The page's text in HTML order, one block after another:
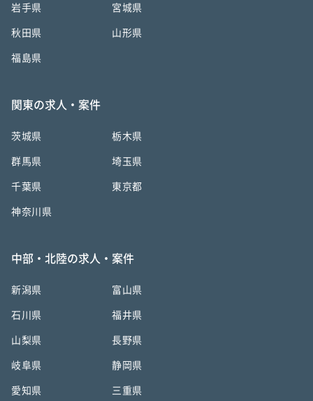
岩手県 宮城県
秋田県 山形県
福島県
関東の求人・案件
茨城県 栃木県
群馬県 埼玉県
千葉県 東京都
神奈川県
中部・北陸の求人・案件
新潟県 富山県
石川県 福井県
山梨県 長野県
岐阜県 静岡県
愛知県 三重県